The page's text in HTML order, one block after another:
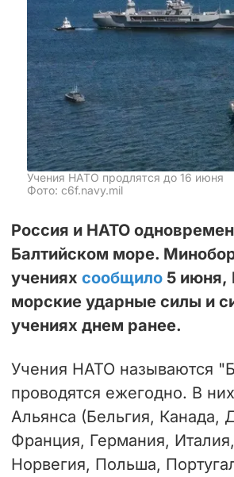
Учения НАТО продлятся до 16 июня
Фото: c6f.navy.mil
Россия и НАТО
Балтийском море.
учениях сообщило 5 июня,
морские ударные силы и
учениях днем ранее.
Учения НАТО называются
проводятся ежегодно. В
Альянса (Бельгия, Канада,
Франция, Германия,
Норвегия, Польша,